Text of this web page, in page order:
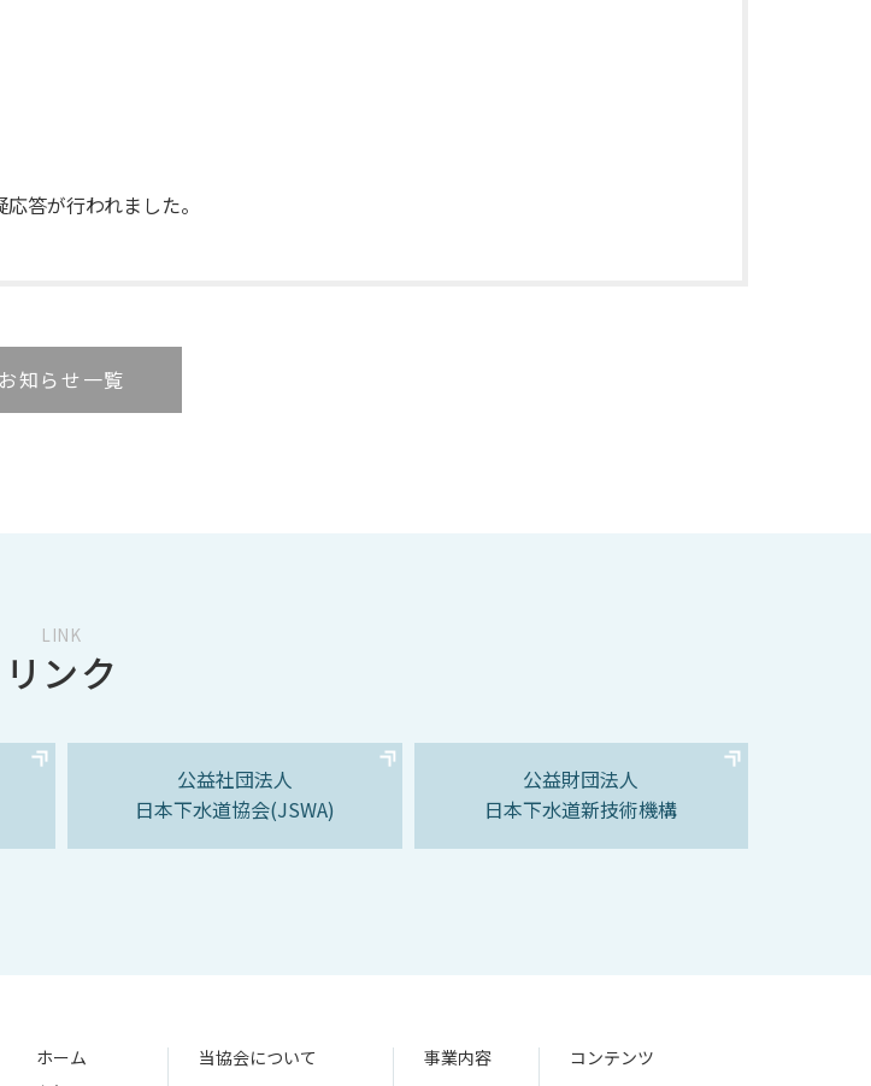
答が行われました。
お知らせ一覧
LINK
リンク
公益社団法人
日本下水道協会(JSWA)
公益財団法人
日本下水道新技術機構
ホーム
当協会について 事業内容 コンテンツ